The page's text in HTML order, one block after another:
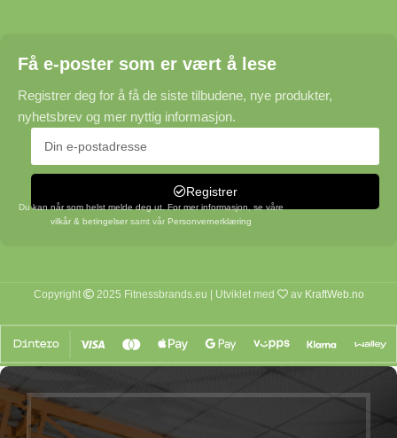
Få e-poster som er vært å lese
Registrer deg for å få de siste tilbudene, nye produkter,
nyhetsbrev og mer nyttig informasjon.
Registrer
Du kan når som helst melde deg ut. For mer informasjon, se våre
vilkår & betingelsersamt vår Personvernerklæring
Copyright 2025 Fitnessbrands.eu | Utviklet med av KraftWeb.no